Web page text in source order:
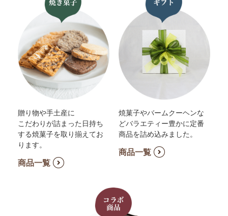
贈り物や手土産に
こだわりが詰まった日持ち
する焼菓子を取り揃えてお
ります。
商品一覧
焼菓子やバームクーヘンな
どバラエティー豊かに定番
商品を詰め込みました。
商品一覧